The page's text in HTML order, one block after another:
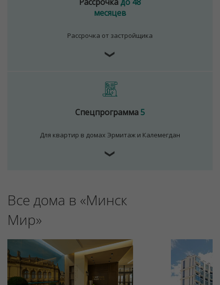
месяцев
Рассрочка от застройщика
❯
Спецпрограмма5
Для квартир в домах Эрмитаж и Калемегдан
❯
Все дома в «Минск
Мир»
Для обеспечения удобства пользователей сайта
Отклонить